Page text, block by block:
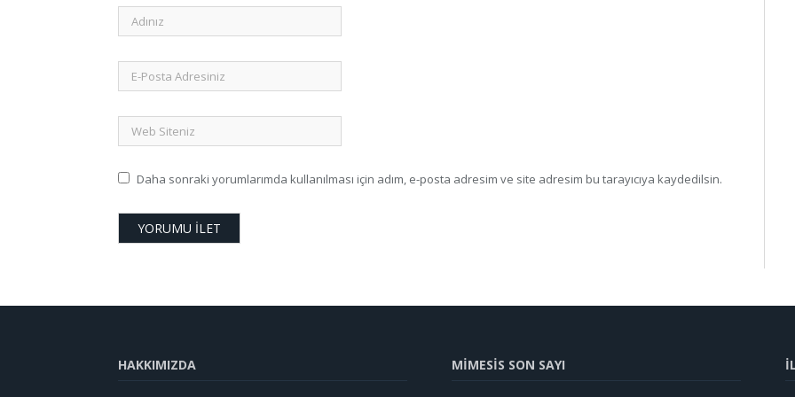
Daha sonraki yorumlarımda kullanılması için adım, e-posta adresim ve site adresim bu tarayıcıya kaydedilsin.
HAKKIMIZDA MİMESİS SON SAYI